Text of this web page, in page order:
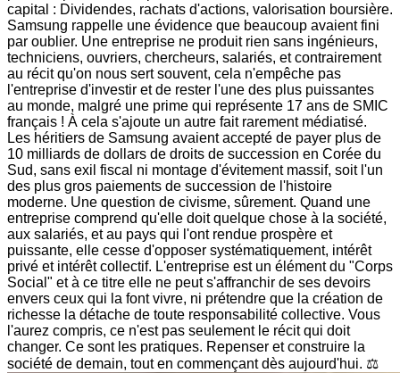
capital : Dividendes, rachats d'actions, valorisation boursière.
Samsung rappelle une évidence que beaucoup avaient fini
par oublier. Une entreprise ne produit rien sans ingénieurs,
techniciens, ouvriers, chercheurs, salariés, et contrairement
au récit qu'on nous sert souvent, cela n'empêche pas
l'entreprise d'investir et de rester l'une des plus puissantes
au monde, malgré une prime qui représente 17 ans de SMIC
français ! À cela s'ajoute un autre fait rarement médiatisé.
Les héritiers de Samsung avaient accepté de payer plus de
10 milliards de dollars de droits de succession en Corée du
Sud, sans exil fiscal ni montage d'évitement massif, soit l'un
des plus gros paiements de succession de l'histoire
moderne. Une question de civisme, sûrement. Quand une
entreprise comprend qu'elle doit quelque chose à la société,
aux salariés, et au pays qui l'ont rendue prospère et
puissante, elle cesse d'opposer systématiquement, intérêt
privé et intérêt collectif. L'entreprise est un élément du "Corps
Social" et à ce titre elle ne peut s'affranchir de ses devoirs
envers ceux qui la font vivre, ni prétendre que la création de
richesse la détache de toute responsabilité collective. Vous
l'aurez compris, ce n'est pas seulement le récit qui doit
changer. Ce sont les pratiques. Repenser et construire la
société de demain, tout en commençant dès aujourd'hui. ⚖️